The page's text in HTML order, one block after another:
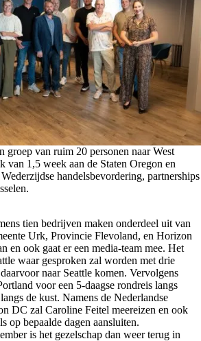
groep van ruim 20 personen naar West
van 1,5 week aan de Staten Oregon en
handelsbevordering, partnerships
tien bedrijven maken onderdeel uit van
Urk, Provincie Flevoland, en Horizon
en ook gaat er een media-team mee. Het
waar gesproken zal worden met drie
naar Seattle komen. Vervolgens
voor een 5-daagse rondreis langs
de kust. Namens de Nederlandse
DC zal Caroline Feitel meereizen en ook
op bepaalde dagen aansluiten.
is het gezelschap dan weer terug in